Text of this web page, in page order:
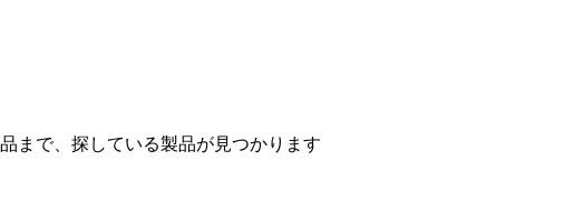
まで、探している製品が見つかります